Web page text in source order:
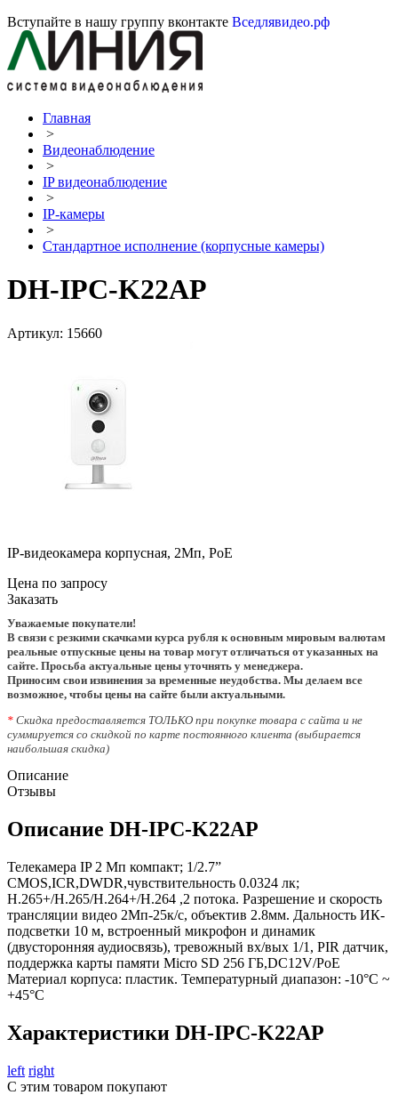
Вступайте в нашу группу вконтакте Вседлявидео.рф
Главная
>
Видеонаблюдение
>
IP видеонаблюдение
>
IP-камеры
>
Стандартное исполнение (корпусные камеры)
DH-IPC-K22AP
Артикул: 15660
IP-видеокамера корпусная, 2Мп, PoE
Цена по запросу
Заказать
Уважаемые покупатели!
В связи с резкими скачками курса рубля к основным мировым валютам
реальные отпускные цены на товар могут отличаться от указанных на
сайте. Просьба актуальные цены уточнять у менеджера.
Приносим свои извинения за временные неудобства. Мы делаем все
возможное, чтобы цены на сайте были актуальными.
* Скидка предоставляется ТОЛЬКО при покупке товара с сайта и не
суммируется со скидкой по карте постоянного клиента (выбирается
наибольшая скидка)
Описание
Отзывы
Описание DH-IPC-K22AP
Телекамера IP 2 Мп компакт; 1/2.7”
CMOS,ICR,DWDR,чувствительность 0.0324 лк;
H.265+/H.265/H.264+/H.264 ,2 потока. Разрешение и скорость
трансляции видео 2Мп-25к/с, объектив 2.8мм. Дальность ИК-
подсветки 10 м, встроенный микрофон и динамик
(двусторонняя аудиосвязь), тревожный вх/вых 1/1, PIR датчик,
поддержка карты памяти Micro SD 256 ГБ,DC12V/PoE
Материал корпуса: пластик. Температурный диапазон: -10°C ~
+45°C
Характеристики DH-IPC-K22AP
left right
С этим товаром покупают